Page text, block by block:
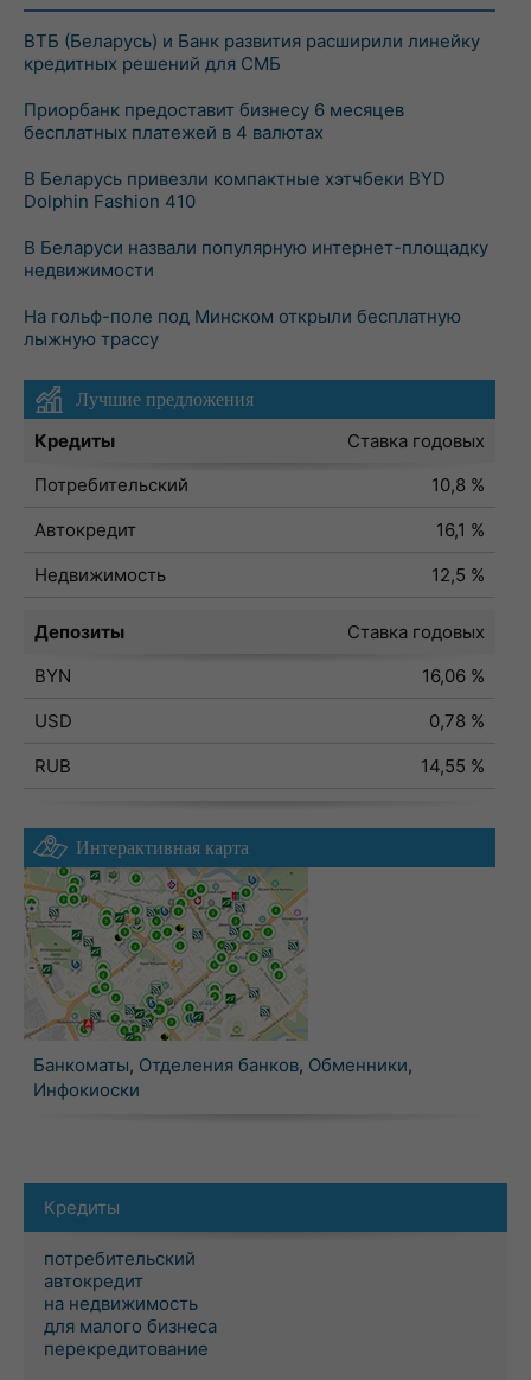
ВТБ (Беларусь) и Банк развития расширили линейку
кредитных решений для СМБ
Приорбанк предоставит бизнесу 6 месяцев
бесплатных платежей в 4 валютах
В Беларусь привезли компактные хэтчбеки BYD
Dolphin Fashion 410
В Беларуси назвали популярную интернет-площадку
недвижимости
На гольф-поле под Минском открыли бесплатную
лыжную трассу
Лучшие предложения
Кредиты
Ставка годовых
Потребительский
10,8 %
Автокредит
16,1 %
Недвижимость
12,5 %
Депозиты
Ставка годовых
BYN
16,06 %
USD
0,78 %
RUB
14,55 %
Интерактивная карта
Банкоматы, Отделения банков, Обменники,
Инфокиоски
Кредиты
потребительский
автокредит
на недвижимость
для малого бизнеса
перекредитование